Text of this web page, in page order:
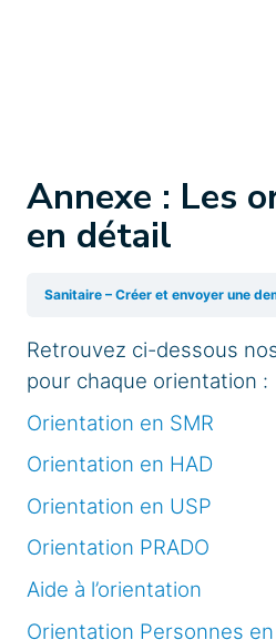
Annexe : Les
en détail
Sanitaire – Créer et envoyer une
Retrouvez ci-dessous
pour chaque orientation :
Orientation en SMR
Orientation en HAD
Orientation en USP
Orientation PRADO
Aide à l’orientation
Orientation Personnes